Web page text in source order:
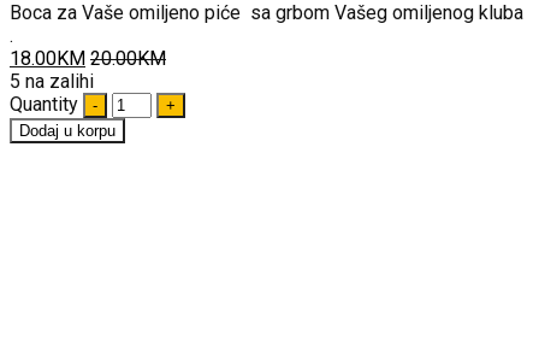
Boca za Vaše omiljeno piće sa grbom Vašeg omiljenog kluba
.
18.00KM 20.00KM
5 na zalihi
Quantity
Dodaj u korpu